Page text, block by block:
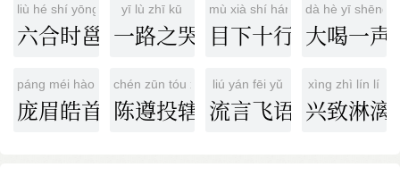
liù hé shí yōng
六合时邕
yī lù zhī kū
一路之哭
mù xià shí háng
目下十行
dà hè yī shēng
大喝一声
páng méi hào shǒu
庞眉皓首
chén zūn tóu xiá
陈遵投辖
liú yán fēi yǔ
流言飞语
xìng zhì lín lí
兴致淋漓